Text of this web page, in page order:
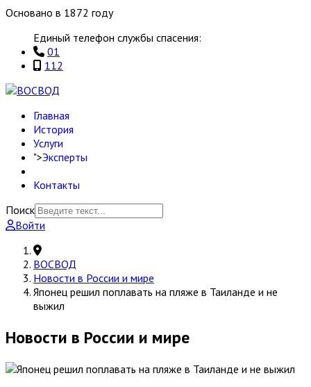
Основано в 1872 году
Единый телефон службы спасения:
01
112
Главная
История
Услуги
">Эксперты
Контакты
Поиск
Войти
ВОСВОД
Новости в России и мире
Японец решил поплавать на пляже в Таиланде и не
выжил
Новости в России и мире